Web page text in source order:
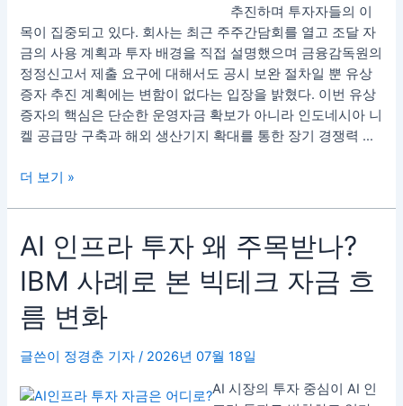
추진하며 투자자들의 이
목이 집중되고 있다. 회사는 최근 주주간담회를 열고 조달 자
금의 사용 계획과 투자 배경을 직접 설명했으며 금융감독원의
정정신고서 제출 요구에 대해서도 공시 보완 절차일 뿐 유상
증자 추진 계획에는 변함이 없다는 입장을 밝혔다. 이번 유상
증자의 핵심은 단순한 운영자금 확보가 아니라 인도네시아 니
켈 공급망 구축과 해외 생산기지 확대를 통한 장기 경쟁력 …
|
왜
1
조
2
천
원
필
요
했
나?
니
켈
공
급
투
더 보기 »
AI 인프라 투자 왜 주목받나?
IBM 사례로 본 빅테크 자금 흐
름 변화
글쓴이 정경춘 기자/ 2026년 07월 18일
AI 시장의 투자 중심이 AI 인
AI
인
프
투
왜
주